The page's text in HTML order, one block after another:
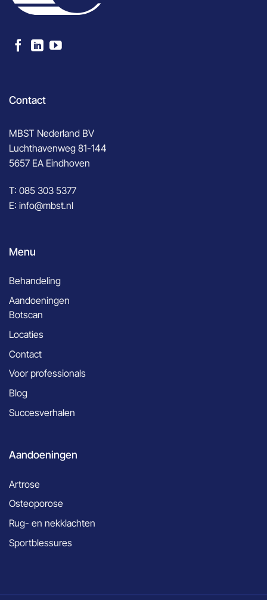
Contact
MBST Nederland BV
Luchthavenweg 81-144
5657 EA Eindhoven
T: 085 303 5377
E: info@mbst.nl
Menu
Behandeling
Aandoeningen
Botscan
Locaties
Contact
Voor professionals
Blog
Succesverhalen
Aandoeningen
Artrose
Osteoporose
Rug- en nekklachten
Sportblessures